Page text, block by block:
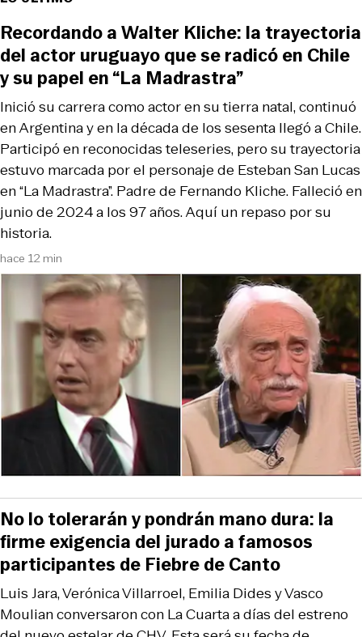
hace 12 min
Inició su carrera como actor en su tierra natal, continuó
en Argentina y en la década de los sesenta llegó a Chile.
Participó en reconocidas teleseries, pero su trayectoria
estuvo marcada por el personaje de Esteban San Lucas
en “La Madrastra”. Padre de Fernando Kliche. Falleció en
junio de 2024 a los 97 años. Aquí un repaso por su
historia.
Recordando a Walter Kliche: la trayectoria
del actor uruguayo que se radicó en Chile
y su papel en “La Madrastra”
Luis Jara, Verónica Villarroel, Emilia Dides y Vasco
Moulian conversaron con La Cuarta a días del estreno
No lo tolerarán y pondrán mano dura: la
firme exigencia del jurado a famosos
participantes de Fiebre de Canto